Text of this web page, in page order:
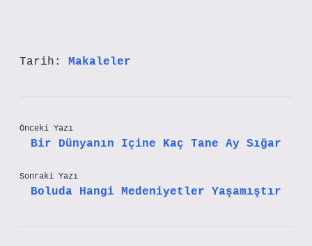
Tarih: Makaleler
Önceki Yazı
Bir Dünyanın Içine Kaç Tane Ay Sığar
Sonraki Yazı
Boluda Hangi Medeniyetler Yaşamıştır